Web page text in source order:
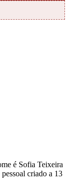
é Sofia Teixeira
criado a 13